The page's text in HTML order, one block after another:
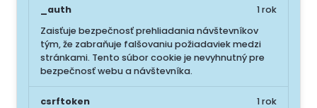
_auth
Zaisťuje bezpečnosť prehliadania návštevníkov
tým, že zabraňuje falšovaniu požiadaviek medzi
stránkami. Tento súbor cookie je nevyhnutný pre
bezpečnosť webu a návštevníka.
1 rok
csrftoken
1 rok